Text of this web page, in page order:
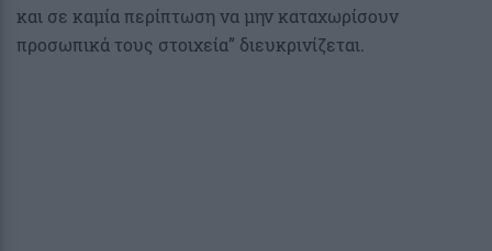
και σε καμία περίπτωση να μην καταχωρίσουν
προσωπικά τους στοιχεία” διευκρινίζεται.